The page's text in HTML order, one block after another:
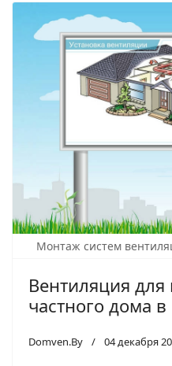
Монтаж систем
Вентиляция
частного дома
Domven.By 04 декабря